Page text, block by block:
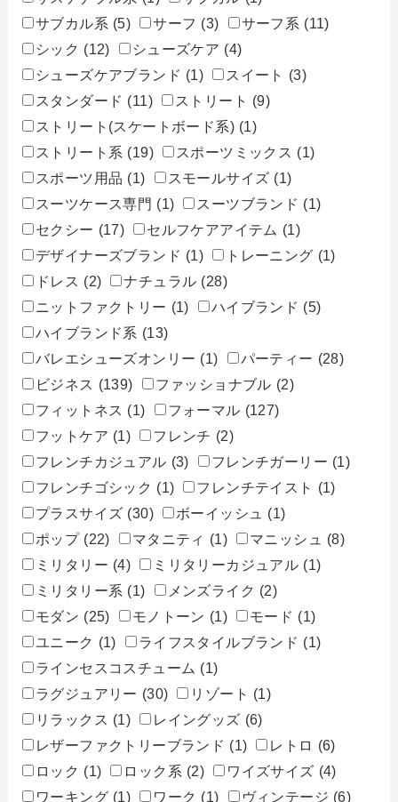
サブカル系 (5) サーフ (3) サーフ系 (11)
シック (12) シューズケア (4)
シューズケアブランド (1) スイート
(3)
スタンダード (11) ストリート (9)
ストリート(スケートボード系) (1)
ストリート系 (19) スポーツミックス (1)
スポーツ用品 (1) スモールサイズ (1)
スーツケース専門 (1) スーツブランド (1)
セクシー (17) セルフケアアイテム (1)
デザイナーズブランド (1) トレーニング (1)
ドレス (2) ナチュラル (28)
ニットファクトリー (1) ハイブランド (5)
ハイブランド系 (13)
バレエシューズオンリー (1) パーティー (28)
ビジネス (139) ファッショナブル (2)
フィットネス (1) フォーマル (127)
フットケア (1) フレンチ (2)
フレンチカジュアル (3) フレンチガーリー (1)
フレンチゴシック (1) フレンチテイスト
(1)
プラスサイズ (30) ボーイッシュ
(1)
ポップ (22) マタニティ (1) マニッシュ
(8)
ミリタリー (4) ミリタリーカジュアル (1)
ミリタリー系 (1) メンズライク (2)
モダン (25) モノトーン (1) モード (1)
ユニーク (1) ライフスタイルブランド (1)
ラインセスコスチューム (1)
ラグジュアリー (30) リゾート (1)
リラックス (1) レイングッズ (6)
レザーファクトリーブランド (1) レトロ (6)
ロック (1) ロック系 (2) ワイズサイズ (4)
ワーキング (1) ワーク (1) ヴィンテージ (6)